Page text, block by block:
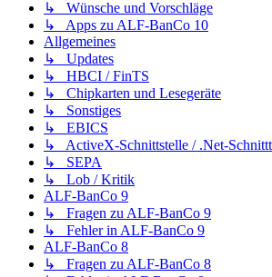
↳ Wünsche und Vorschläge
↳ Apps zu ALF-BanCo 10
Allgemeines
↳ Updates
↳ HBCI / FinTS
↳ Chipkarten und Lesegeräte
↳ Sonstiges
↳ EBICS
↳ ActiveX-Schnittstelle / .Net-
↳ SEPA
↳ Lob / Kritik
ALF-BanCo 9
↳ Fragen zu ALF-BanCo 9
↳ Fehler in ALF-BanCo 9
ALF-BanCo 8
↳ Fragen zu ALF-BanCo 8